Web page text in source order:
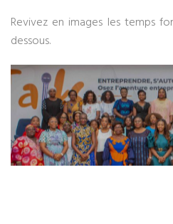
Revivez en images les temps
dessous.